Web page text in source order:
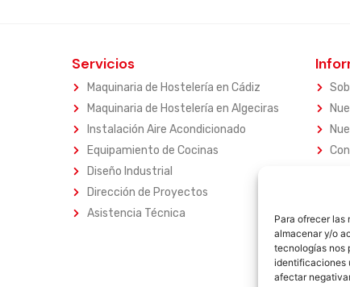
Para ofrecer las
almacenar y/o
tecnologías nos
identificaciones
afectar
Servicios
Maquinaria de Hostelería en Cádiz
Maquinaria de Hostelería en Algeciras
Instalación Aire Acondicionado
Equipamiento de Cocinas
Diseño Industrial
Dirección de Proyectos
Asistencia Técnica